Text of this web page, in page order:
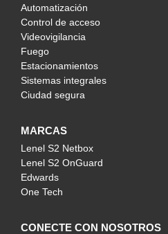
Automatización
Control de acceso
Videovigilancia
Fuego
Estacionamientos
Sistemas integrales
Ciudad segura
MARCAS
Lenel S2 Netbox
Lenel S2 OnGuard
Edwards
One Tech
CONECTE CON NOSOTROS